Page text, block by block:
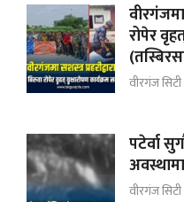
रोपेर
वीरगंज सिटी
पटेर्वा
वीरगंज सिटी